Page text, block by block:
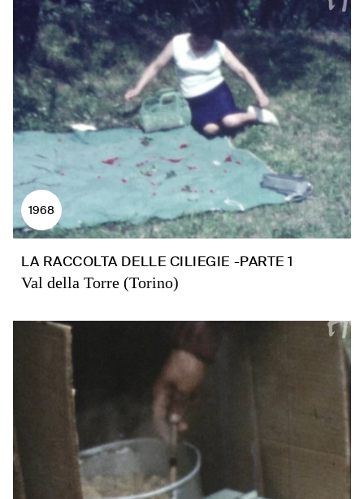
1968
LA RACCOLTA DELLE CILIEGIE -PARTE 1
Val della Torre (Torino)